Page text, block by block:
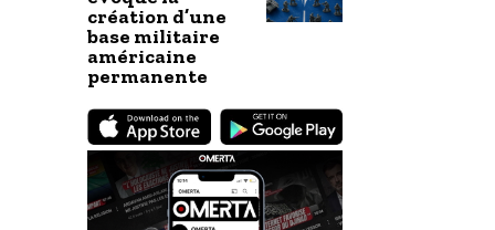
création d’une
base militaire
américaine
permanente